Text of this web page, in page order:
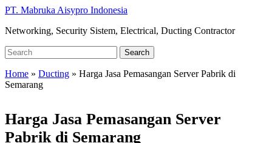
Skip
main
PT. Mabruka Aisypro Indonesia
Networking, Security Sistem, Electrical, Ducting Contractor
Search
for:
Search
Home » Ducting » Harga Jasa Pemasangan Server Pabrik di
Semarang
Harga Jasa Pemasangan Server
Pabrik di Semarang